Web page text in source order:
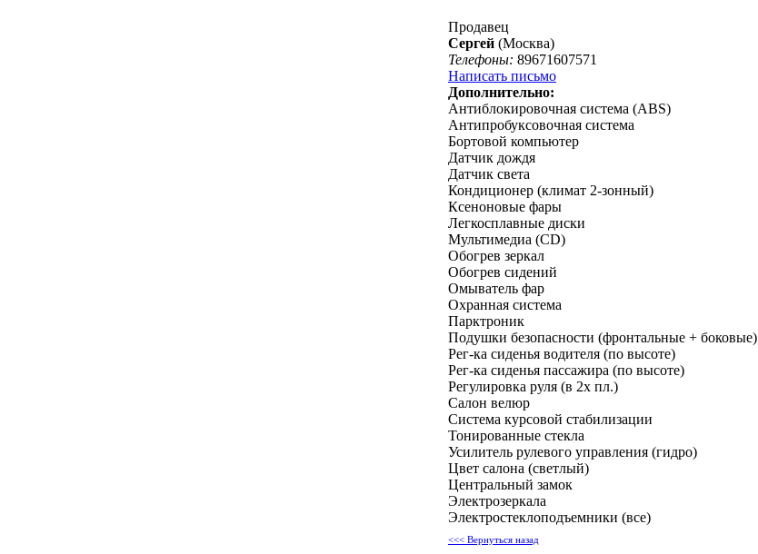
Продавец
Сергей (Москва)
Телефоны: 89671607571
Написать письмо
Дополнительно:
Антиблокировочная система (ABS)
Антипробуксовочная система
Бортовой компьютер
Датчик дождя
Датчик света
Кондиционер (климат 2-зонный)
Ксеноновые фары
Легкосплавные диски
Мультимедиа (CD)
Обогрев зеркал
Обогрев сидений
Омыватель фар
Охранная система
Парктроник
Подушки безопасности (фронтальные + боковые)
Рег-ка сиденья водителя (по высоте)
Рег-ка сиденья пассажира (по высоте)
Регулировка руля (в 2х пл.)
Салон велюр
Система курсовой стабилизации
Тонированные стекла
Усилитель рулевого управления (гидро)
Цвет салона (светлый)
Центральный замок
Электрозеркала
Электростеклоподъемники (все)
<<< Вернуться назад